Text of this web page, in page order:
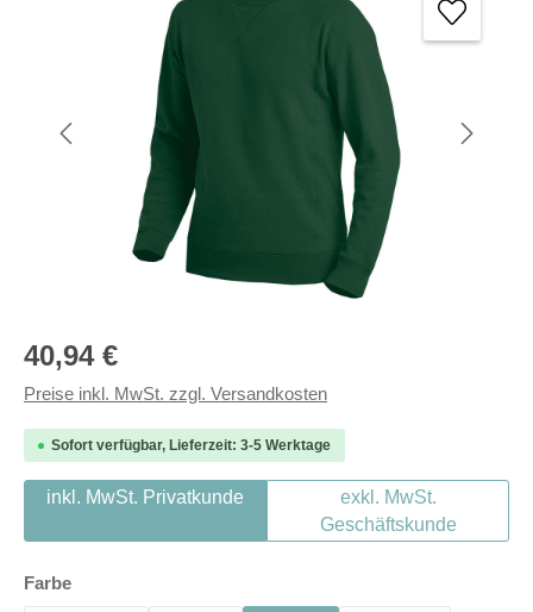
Regulärer Preis:
40,94 €
Preise inkl. MwSt. zzgl. Versandkosten
Sofort verfügbar, Lieferzeit: 3-5 Werktage
inkl. MwSt. Privatkunde
exkl. MwSt.
Geschäftskunde
Farbeauswählen